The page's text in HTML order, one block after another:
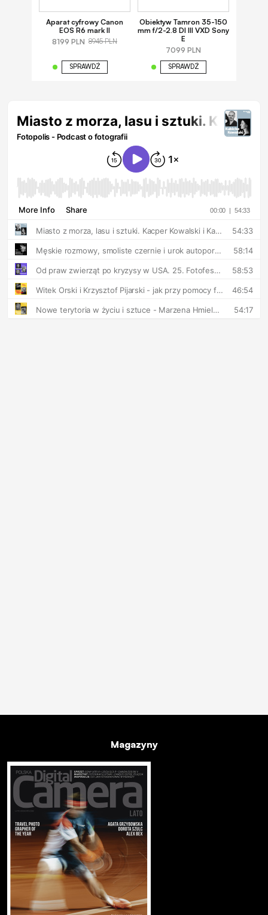
Aparat cyfrowy Canon
EOS R6 mark II
8199 PLN 8945 PLN
SPRAWDŹ
Obiektyw Tamron 35-150
mm f/2-2.8 DI III VXD Sony
E
7099 PLN
SPRAWDŹ
Magazyny